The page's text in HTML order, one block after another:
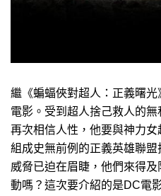
繼《蝙蝠俠對超人：正義曙
電影。受到超人捨己救人的
再次相信人性，他要與神力女
組成史無前例的正義英雄聯
威脅已迫在眉睫，他們來得
動嗎？這次要介紹的是DC電